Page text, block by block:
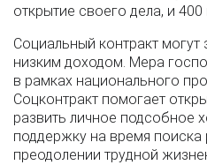
открытие своего дела, и
Социальный контракт
низким доходом. Мера
в рамках национального
Соцконтракт помогает
развить личное подсобное
поддержку на время
преодолении трудной